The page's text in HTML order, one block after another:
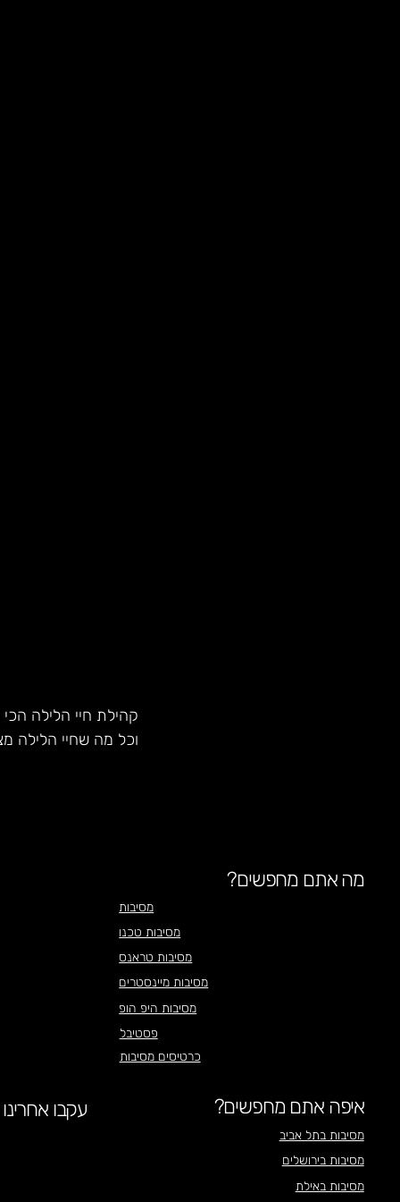
קהילת חיי הלילה
וכל מה שחיי הלילה
מה אתם מחפשים?
מסיבות
מסיבות טכנו
מסיבות טראנס
מסיבות מיינסטרים
מסיבות היפ הופ
פסטיבל
כרטיסים מסיבות
עקבו אחרינו איפה אתם מחפשים?
מסיבות בתל אביב
מסיבות בירושלים
מסיבות באילת